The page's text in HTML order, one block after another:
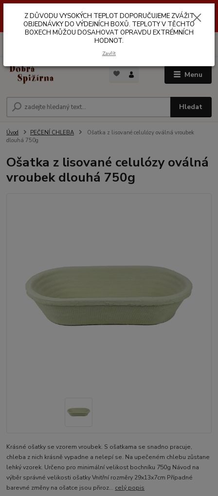
VÝDEJNÍCH BOXŮ. TEPLOTA V TĚCHTO BOXECH MŮŽE DOSAHOVAT
OPRAVDU EXTRÉMNÍCH HODNOT.
Menu
Hledat
Úvod PEČENÍ CHLEBA
Ošatka z lisované celulózy oválná vroubek
dlouhá 750g
Ošatka z lisované celulózy oválná
vroubek dlouhá 750g
Krásné ošatky se vzorem vroubek. S ošatkama se snadno pracuje,
chleba z nich krásně vypadne a nelepí se. Na upečeném chlebu zůstane
lehký vzorek. Určeno pro minimální velikost bochníku 750g Návod na
výběr správné velikosti ošatky Vnitřní rozměry 29x13x7cm Případné
barevné změny na ošatce jsou přiroz... celý popis
Z DŮVODU VYSOKÝCH TEPLOT DOPORUČUJEME ZVÁŽIT
OBJEDNÁVKY DO VÝDEJNÍCH BOXŮ. TEPLOTY V TĚCHTO
BOXECH MŮŽOU DOSAHOVAT OPRAVDU EXTRÉMNÍCH
HODNOT.
Zavřít